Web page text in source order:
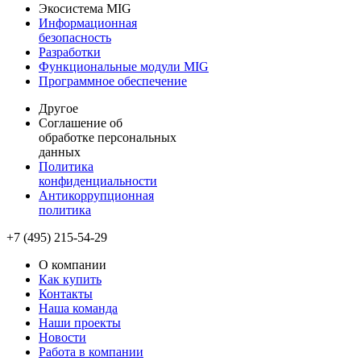
Экосистема MIG
Информационная
безопасность
Разработки
Функциональные модули MIG
Программное обеспечение
Другое
Соглашение об
обработке персональных
данных
Политика
конфиденциальности
Антикоррупционная
политика
+7 (495) 215-54-29
О компании
Как купить
Контакты
Наша команда
Наши проекты
Новости
Работа в компании